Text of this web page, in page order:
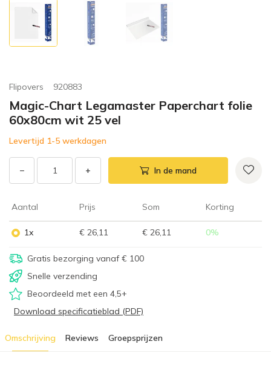
Flipovers 920883
Magic-Chart Legamaster Paperchart folie
60x80cm wit 25 vel
Levertijd 1-5 werkdagen
− + In de mand
Aantal Prijs Som Korting
1x € 26,11 € 26,11 0%
Gratis bezorging vanaf € 100
Snelle verzending
Beoordeeld met een 4,5+
Download specificatieblad (PDF)
Omschrijving Reviews Groepsprijzen